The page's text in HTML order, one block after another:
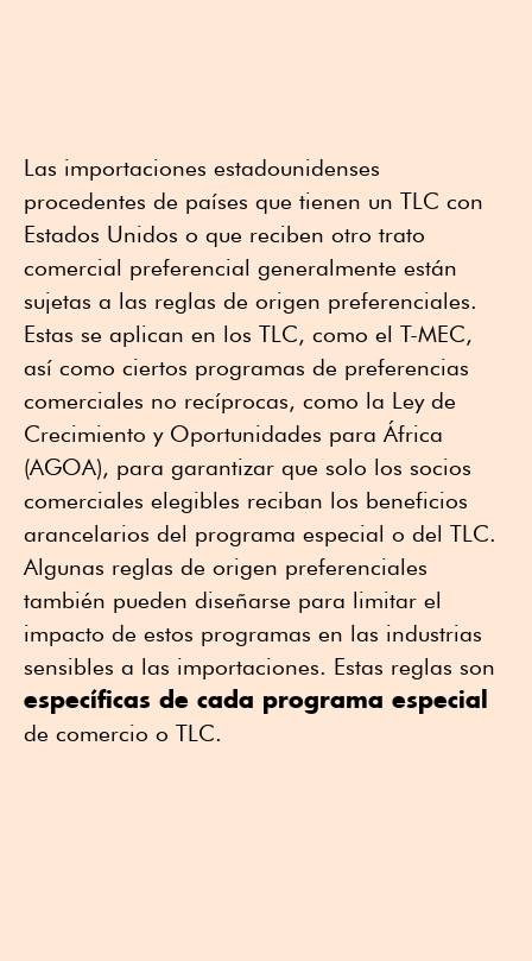
Las importaciones estadounidenses
procedentes de países que tienen un TLC con
Estados Unidos o que reciben otro trato
comercial preferencial generalmente están
sujetas a las reglas de origen preferenciales.
Estas se aplican en los TLC, como el T-MEC,
así como ciertos programas de preferencias
comerciales no recíprocas, como la Ley de
Crecimiento y Oportunidades para África
(AGOA), para garantizar que solo los socios
comerciales elegibles reciban los beneficios
arancelarios del programa especial o del TLC.
Algunas reglas de origen preferenciales
también pueden diseñarse para limitar el
impacto de estos programas en las industrias
sensibles a las importaciones. Estas reglas son
específicas de cada programa especial
de comercio o TLC.